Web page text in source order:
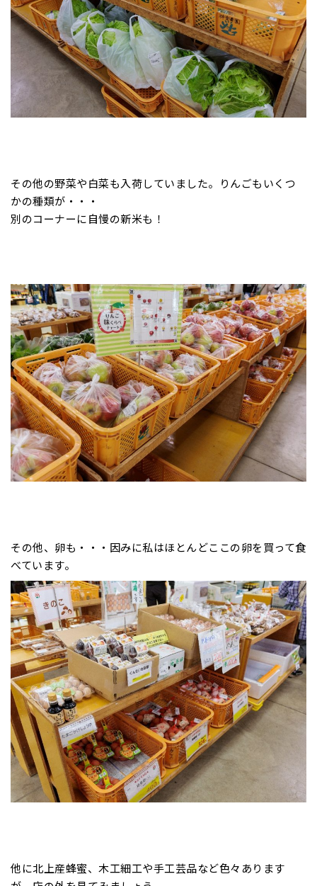
その他の野菜や白菜も入荷していました。りんごもいくつ
かの種類が・・・
別のコーナーに自慢の新米も！
その他、卵も・・・因みに私はほとんどここの卵を買って食
べています。
他に北上産蜂蜜、木工細工や手工芸品など色々あります